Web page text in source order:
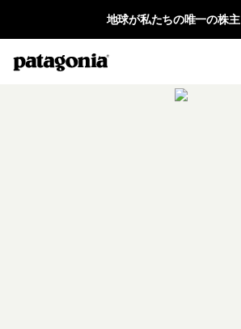
地球が私たちの唯一の株主